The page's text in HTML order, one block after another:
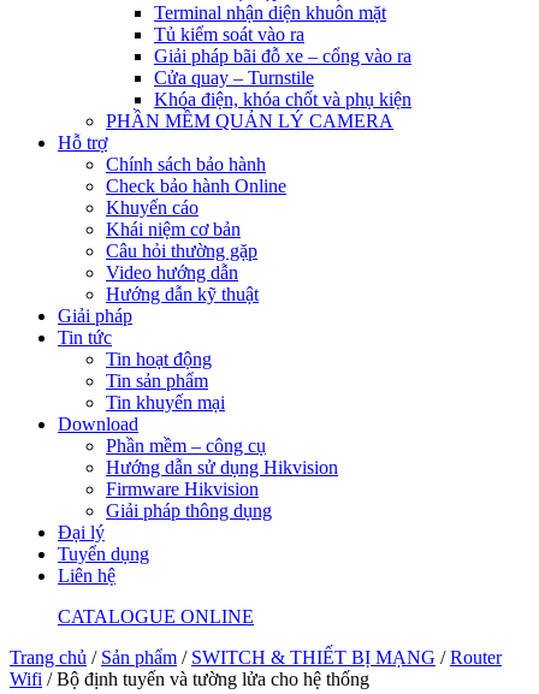
Terminal nhận diện khuôn mặt
Tủ kiểm soát vào ra
Giải pháp bãi đỗ xe – cổng vào ra
Cửa quay – Turnstile
Khóa điện, khóa chốt và phụ kiện
PHẦN MỀM QUẢN LÝ CAMERA
Hỗ trợ
Chính sách bảo hành
Check bảo hành Online
Khuyến cáo
Khái niệm cơ bản
Câu hỏi thường gặp
Video hướng dẫn
Hướng dẫn kỹ thuật
Giải pháp
Tin tức
Tin hoạt động
Tin sản phẩm
Tin khuyến mại
Download
Phần mềm – công cụ
Hướng dẫn sử dụng Hikvision
Firmware Hikvision
Giải pháp thông dụng
Đại lý
Tuyển dụng
Liên hệ
CATALOGUE ONLINE
Trang chủ / Sản phẩm / SWITCH & THIẾT BỊ MẠNG /Router
Wifi / Bộ định tuyến và tường lửa cho hệ thống